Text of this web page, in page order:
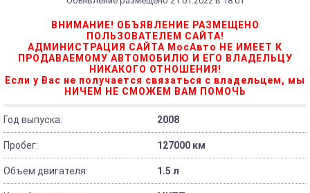
ВНИМАНИЕ! ОБЪЯВЛЕНИЕ РАЗМЕЩЕНО
ПОЛЬЗОВАТЕЛЕМ САЙТА!
АДМИНИСТРАЦИЯ САЙТА МосАвто НЕ ИМЕЕТ К
ПРОДАВАЕМОМУ АВТОМОБИЛЮ И ЕГО ВЛАДЕЛЬЦУ
НИКАКОГО ОТНОШЕНИЯ!
Если у Вас не получается связаться с владельцем, мы
НИЧЕМ НЕ СМОЖЕМ ВАМ ПОМОЧЬ
Год выпуска: 2008
Пробег: 127000 км
Объем двигателя: 1.5 л